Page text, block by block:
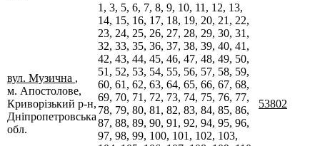
вул. Музична ,
м. Апостолове,
Криворізький р-н,
Дніпропетровська
обл.
1, 3, 5, 6, 7, 8, 9, 10, 11, 12, 13,
14, 15, 16, 17, 18, 19, 20, 21, 22,
23, 24, 25, 26, 27, 28, 29, 30, 31,
32, 33, 35, 36, 37, 38, 39, 40, 41,
42, 43, 44, 45, 46, 47, 48, 49, 50,
51, 52, 53, 54, 55, 56, 57, 58, 59,
60, 61, 62, 63, 64, 65, 66, 67, 68,
69, 70, 71, 72, 73, 74, 75, 76, 77,
78, 79, 80, 81, 82, 83, 84, 85, 86,
87, 88, 89, 90, 91, 92, 94, 95, 96,
97, 98, 99, 100, 101, 102, 103,
53802